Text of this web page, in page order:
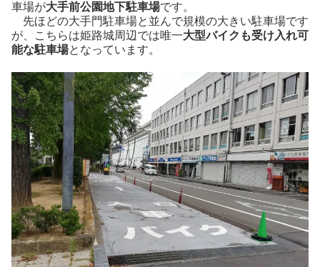
車場が大手前公園地下駐車場です。
先ほどの大手門駐車場と並んで規模の大きい駐車場です
が、こちらは姫路城周辺では唯一大型バイクも受け入れ可
能な駐車場となっています。